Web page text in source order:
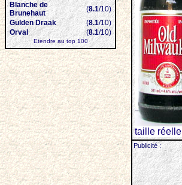
Blanche de
Brunehaut
(8.1/10)
Gulden Draak
(8.1/10)
Orval
(8.1/10)
Etendre au top 100
taille réelle
Publicité :